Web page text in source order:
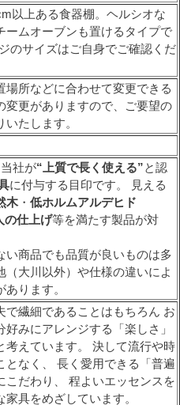
以上ある食器棚。ヘルシオな
ームオーブンも置けるタイプで
のサイズはご自身でご確認くだ
場所などに合わせて変更できる
変更がありますので、ご要望の
たします。
社が“上質で長く使える”と認
に付与する目印です。 見える
木 ・ 低ホルムアルデヒド
の仕上げ等を満たす製品が対
商品でも品質が良いものは多
（大川以外）や仕様の違いによ
ります。
で繊細であることはもちろん お
みにアレンジする「楽しさ」
考えています。 決して流行や時
となく、 長く愛用できる「普遍
こだわり、 程よいエッセンスを
具をめざしています。